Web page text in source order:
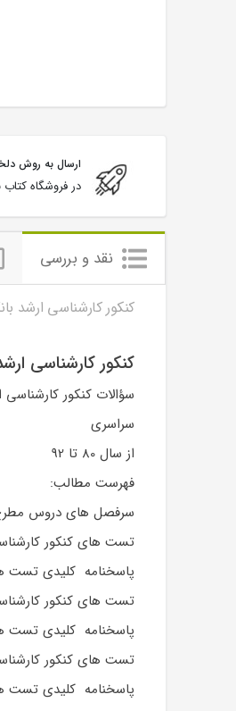
ارسال به روش
در فروشگاه کتاب
نقد و بررسی
کنکور کارشناسی ارشد
کنکور کارشناسی
سؤالات کنکور کارشناسی
سراسری
از سال 80 تا 92
فهرست مطالب:
سرفصل های دروس مطرح
تست های کنکور کارشناسی
پاسخنامه کلیدی تست
تست های کنکور کارشناسی
پاسخنامه کلیدی تست
تست های کنکور کارشناسی
پاسخنامه کلیدی تست